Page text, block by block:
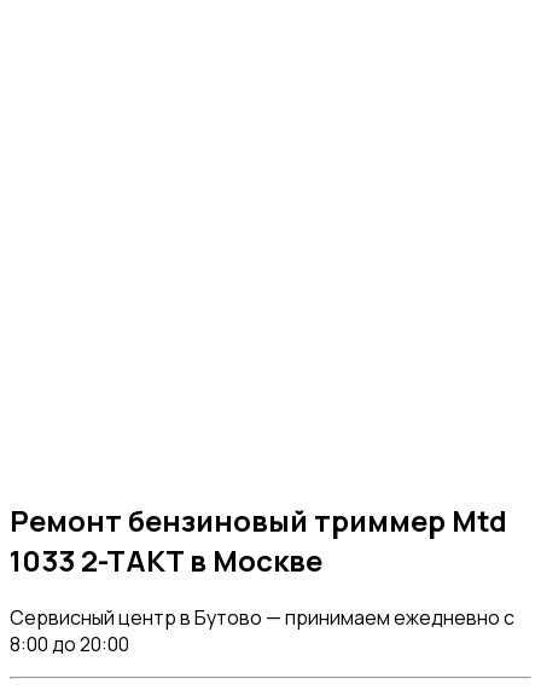
Ремонт бензиновый триммер Mtd
1033 2-TAKT в Москве
Сервисный центр в Бутово — принимаем ежедневно с
8:00 до 20:00